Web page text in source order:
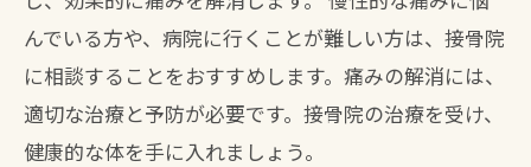
んでいる方や、病院に行くことが難しい方は、接骨院
に相談することをおすすめします。痛みの解消には、
適切な治療と予防が必要です。接骨院の治療を受け、
健康的な体を手に入れましょう。